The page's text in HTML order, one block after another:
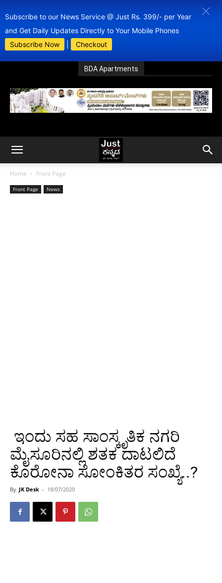
Subscribe to our News Service @ Just Rs. 399/- per Year
and Get Daily Updates Directly to Your Mobile Phones
Subscribe Now
Checkout
BDA Apartments
Home Front Page
Front Page News
ಇಂದು ಸಹ ಸಾಂಸ್ಕೃತಿಕ ನಗರಿ
ಮೈಸೂರಿನಲ್ಲಿ ಶತಕ ದಾಟಲಿದೆ
ಕೊರೋನಾ ಸೋಂಕಿತರ ಸಂಖ್ಯೆ..?
By JK Desk - 18/07/2020